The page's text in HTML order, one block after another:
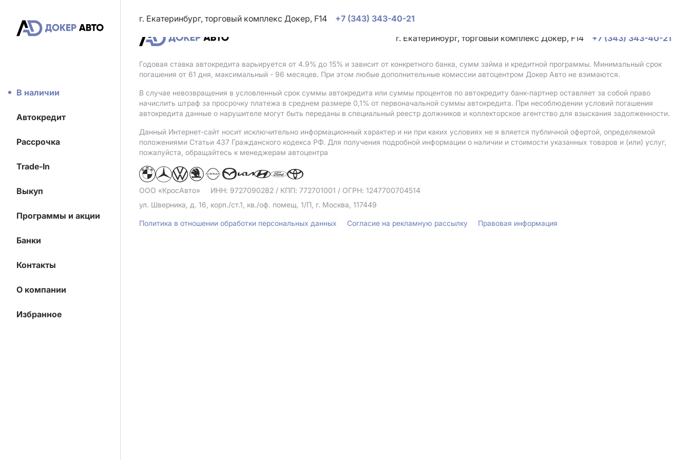
В наличии
Автокредит
Рассрочка
Trade-In
Выкуп
Программы и акции
Банки
Контакты
О компании
Избранное
г. Екатеринбург, торговый комплекс Докер, F14
+7 (343) 343-40-21
г. Екатеринбург, торговый комплекс Докер, F14
+7 (343) 343-40-21
Годовая ставка автокредита варьируется от 4.9% до 15% и зависит от конкретного банка, сумм займа и кредитной программы. Минимальный срок
погашения от 61 дня, максимальный - 96 месяцев. При этом любые дополнительные комиссии автоцентром Докер Авто не взимаются.
В случае невозвращения в условленный срок суммы автокредита или суммы процентов по автокредиту банк-партнер оставляет за собой право
начислить штраф за просрочку платежа в среднем размере 0,1% от первоначальной суммы автокредита. При несоблюдении условий погашения
автокредита данные о нарушителе могут быть переданы в специальный реестр должников и коллекторское агентство для взыскания задолженности.
Данный Интернет-сайт носит исключительно информационный характер и ни при каких условиях не я вляется публичной офертой, определяемой
положениями Статьи 437 Гражданского кодекса РФ. Для получения подробной информации о наличии и стоимости указанных товаров и (или) услуг,
пожалуйста, обращайтесь к менеджерам автоцентра
ООО «КросАвто» ИНН: 9727090282 / КПП: 772701001 / ОГРН: 1247700704514
ул. Шверника, д. 16, корп./ст.1, кв./оф. помещ. 1/П, г. Москва, 117449
Политика в отношении обработки персональных данных Согласие на рекламную рассылку Правовая информация